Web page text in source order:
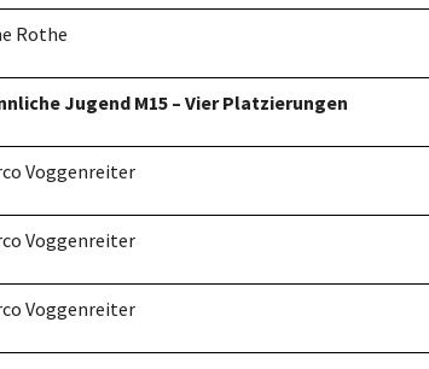
Rothe
Jugend M15 – Vier Platzierungen
Voggenreiter
Voggenreiter
Voggenreiter